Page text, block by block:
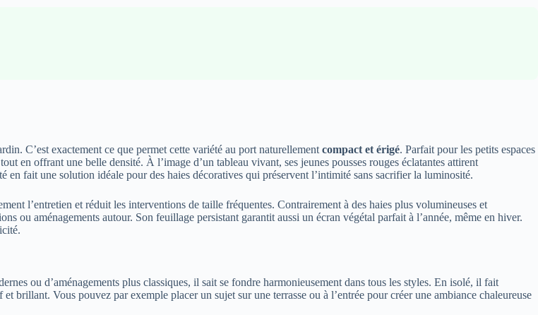
C’est exactement ce que permet cette variété au port naturellement compact et érigé. Parfait pour les petits espaces
en offrant une belle densité. À l’image d’un tableau vivant, ses jeunes pousses rouges éclatantes attirent
fait une solution idéale pour des haies décoratives qui préservent l’intimité sans sacrifier la luminosité.
l’entretien et réduit les interventions de taille fréquentes. Contrairement à des haies plus volumineuses et
ou aménagements autour. Son feuillage persistant garantit aussi un écran végétal parfait à l’année, même en hiver.
ou d’aménagements plus classiques, il sait se fondre harmonieusement dans tous les styles. En isolé, il fait
brillant. Vous pouvez par exemple placer un sujet sur une terrasse ou à l’entrée pour créer une ambiance chaleureuse